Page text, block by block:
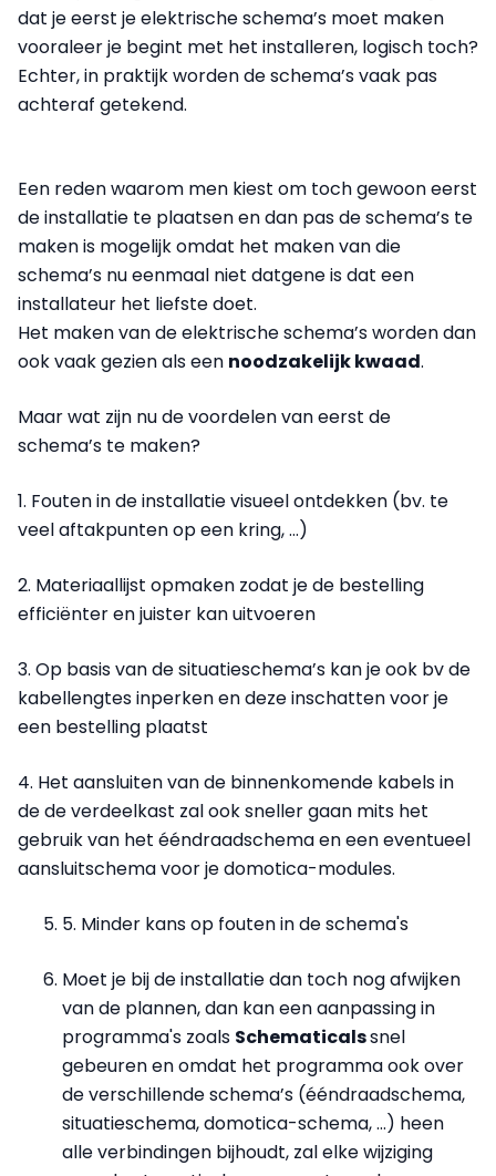
dat je eerst je elektrische schema’s moet maken
vooraleer je begint met het installeren, logisch toch?
Echter, in praktijk worden de schema’s vaak pas
achteraf getekend.
Een reden waarom men kiest om toch gewoon eerst
de installatie te plaatsen en dan pas de schema’s te
maken is mogelijk omdat het maken van die
schema’s nu eenmaal niet datgene is dat een
installateur het liefste doet.
Het maken van de elektrische schema’s worden dan
ook vaak gezien als een noodzakelijk kwaad.
Maar wat zijn nu de voordelen van eerst de
schema’s te maken?
1. Fouten in de installatie visueel ontdekken (bv. te
veel aftakpunten op een kring, …)
2. Materiaallijst opmaken zodat je de bestelling
efficiënter en juister kan uitvoeren
3. Op basis van de situatieschema’s kan je ook bv de
kabellengtes inperken en deze inschatten voor je
een bestelling plaatst
4. Het aansluiten van de binnenkomende kabels in
de de verdeelkast zal ook sneller gaan mits het
gebruik van het ééndraadschema en een eventueel
aansluitschema voor je domotica-modules.
5. Minder kans op fouten in de schema's
Moet je bij de installatie dan toch nog afwijken
van de plannen, dan kan een aanpassing in
programma's zoals Schematicalssnel
gebeuren en omdat het programma ook over
de verschillende schema’s (ééndraadschema,
situatieschema, domotica-schema, …) heen
alle verbindingen bijhoudt, zal elke wijziging